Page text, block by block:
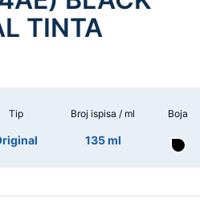
TINTA
Tip Broj ispisa / ml
135 ml
Boja